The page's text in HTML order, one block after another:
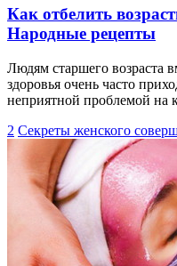
Как отбелить
Народные рецепты
Людям старшего возраста
здоровья очень часто
неприятной проблемой на
2 Секреты женского